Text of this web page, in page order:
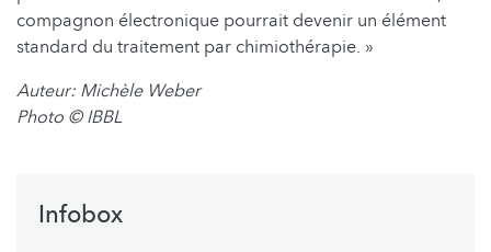
compagnon électronique pourrait devenir un élément
standard du traitement par chimiothérapie. »
Auteur: Michèle Weber
Photo © IBBL
Infobox